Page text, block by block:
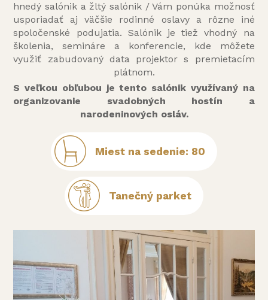
hnedý salónik a žltý salónik / Vám ponúka možnosť
usporiadať aj väčšie rodinné oslavy a rôzne iné
spoločenské podujatia. Salónik je tiež vhodný na
školenia, semináre a konferencie, kde môžete
využiť zabudovaný data projektor s premietacím
plátnom.
S veľkou obľubou je tento salónik využívaný na
organizovanie svadobných hostín a
narodeninových osláv.
Miest na sedenie: 80
Tanečný parket